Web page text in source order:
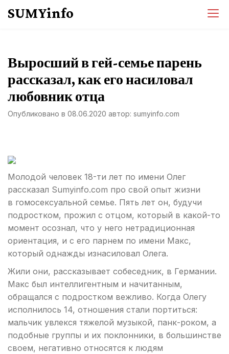
SUMYinfo
Выросший в гей-семье парень
рассказал, как его насиловал
любовник отца
Опубликовано в 08.06.2020 автор: sumyinfo.com
Молодой человек 18-ти лет по имени Олег
рассказал Sumyinfo.com про свой опыт жизни
в гомосексуальной семье. Пять лет он, будучи
подростком, прожил с отцом, который в какой-то
момент осознал, что у него нетрадиционная
ориентация, и с его парнем по имени Макс,
который однажды изнасиловал Олега.
Жили они, рассказывает собеседник, в Германии.
Макс был интеллигентным и начитанным,
обращался с подростком вежливо. Когда Олегу
исполнилось 14, отношения стали портиться:
мальчик увлекся тяжелой музыкой, панк-роком, а
подобные группы и их поклонники, в большинстве
своем, негативно относятся к людям